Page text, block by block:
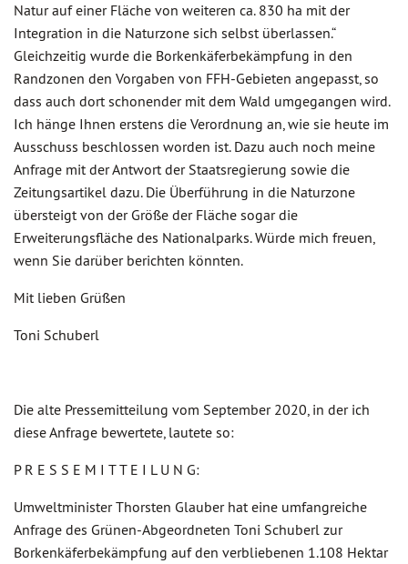
Natur auf einer Fläche von weiteren ca. 830 ha mit der
Integration in die Naturzone sich selbst überlassen.“
Gleichzeitig wurde die Borkenkäferbekämpfung in den
Randzonen den Vorgaben von FFH-Gebieten angepasst, so
dass auch dort schonender mit dem Wald umgegangen wird.
Ich hänge Ihnen erstens die Verordnung an, wie sie heute im
Ausschuss beschlossen worden ist. Dazu auch noch meine
Anfrage mit der Antwort der Staatsregierung sowie die
Zeitungsartikel dazu. Die Überführung in die Naturzone
übersteigt von der Größe der Fläche sogar die
Erweiterungsfläche des Nationalparks. Würde mich freuen,
wenn Sie darüber berichten könnten.
Mit lieben Grüßen
Toni Schuberl
Die alte Pressemitteilung vom September 2020, in der ich
diese Anfrage bewertete, lautete so:
P R E S S E M I T T E I L U N G:
Umweltminister Thorsten Glauber hat eine umfangreiche
Anfrage des Grünen-Abgeordneten Toni Schuberl zur
Borkenkäferbekämpfung auf den verbliebenen 1.108 Hektar